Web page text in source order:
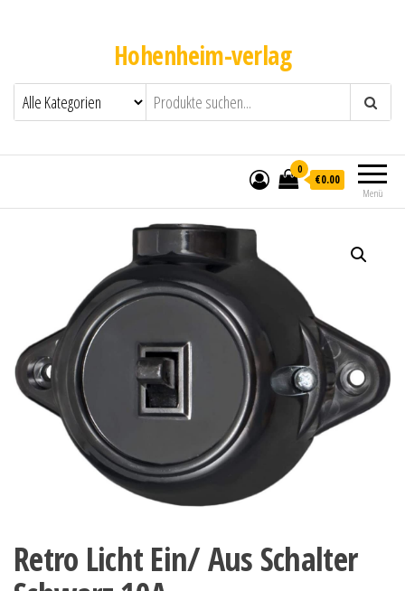
Hohenheim-verlag
Menü
0
€0.00
Retro Licht Ein/ Aus Schalter